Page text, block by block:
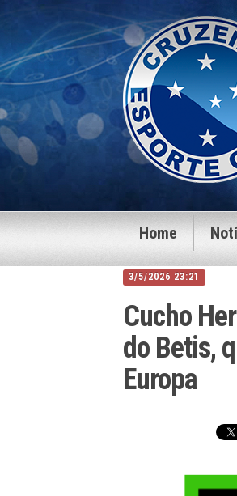
Home
3/5/2026 23:21
Cucho
do Betis,
Europa